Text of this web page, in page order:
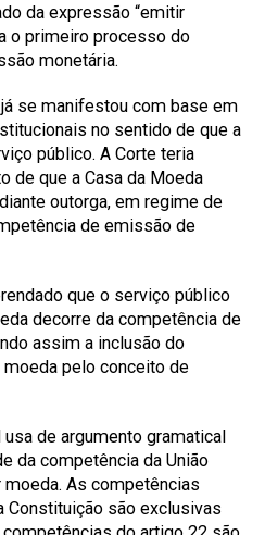
da expressão “emitir
o primeiro processo do
monetária.
se manifestou com base em
no sentido de que a
público. A Corte teria
de que a Casa da Moeda
outorga, em regime de
de emissão de
que o serviço público
decorre da competência de
assim a inclusão do
pelo conceito de
usa de argumento gramatical
da competência da União
As competências
são exclusivas